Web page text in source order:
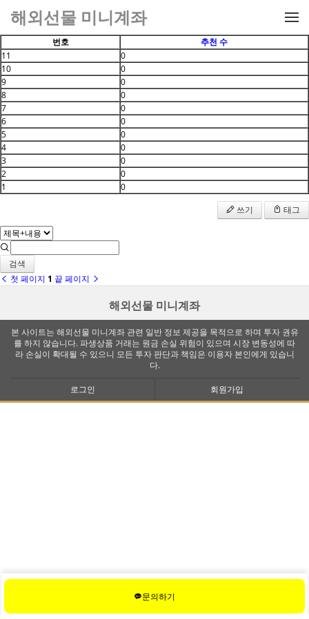
메뉴 건너뛰기
해외선물 미니계좌
번호
추천 수
11
0
10
0
9
0
8
0
7
0
6
0
5
0
4
0
3
0
2
0
1
0
쓰기
태그
검색
첫 페이지 1 끝 페이지
해외선물 미니계좌
본 사이트는 해외선물 미니계좌 관련 일반 정보 제공을 목적으로 하며 투자 권유
를 하지 않습니다. 파생상품 거래는 원금 손실 위험이 있으며 시장 변동성에 따
라 손실이 확대될 수 있으니 모든 투자 판단과 책임은 이용자 본인에게 있습니
다.
로그인 회원가입
문의하기